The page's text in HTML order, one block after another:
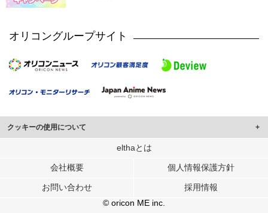
オリコングループサイト
クッキーの使用について
このサイトでは Cookie を使用して、ユーザーに合わせたコンテンツや広告の
行っています。
メディアや広告配信、データ解析の各パートナーに提供しています。
各パートナーは、この情報とユーザーが各パートナーに提供した他の情報や、
ユーザーが各パートナーのサービスを使用したときに収集した他の情報を組み
elthaとは
会社概要 個人情報保護方針
お問い合わせ
採用情報
© oricon ME inc.